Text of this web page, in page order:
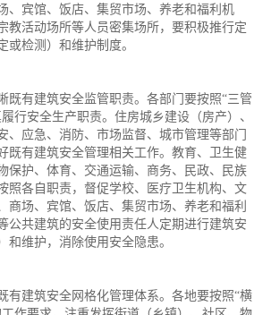
、宾馆、饭店、集贸市场、养老和福利机
教活动场所等人员密集场所，要积极推行定
或检测）和维护制度。
有建筑安全监管职责。各部门要按照“三管
行安全生产职责。住房城乡建设（房产）、
、应急、消防、市场监督、城市管理等部门
既有建筑安全管理相关工作。教育、卫生健
保护、体育、交通运输、商务、民政、民族
照各自职责，督促学校、医疗卫生机构、文
商场、宾馆、饭店、集贸市场、养老和福利
公共建筑的安全使用责任人定期进行建筑安
和维护，消除使用安全隐患。
建筑安全网格化管理体系。各地要按照“横